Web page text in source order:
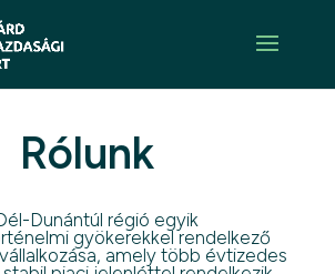
Rólunk
Dunántúl régió egyik
gyökerekkel rendelkező
amely több évtizedes